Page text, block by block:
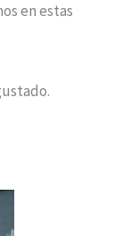
en estas